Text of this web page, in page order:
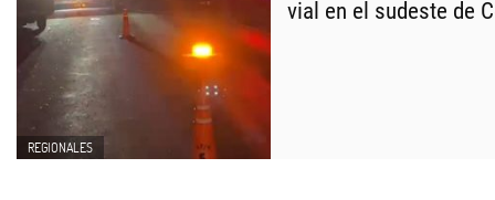
REGIONALES
vial en el sudeste de